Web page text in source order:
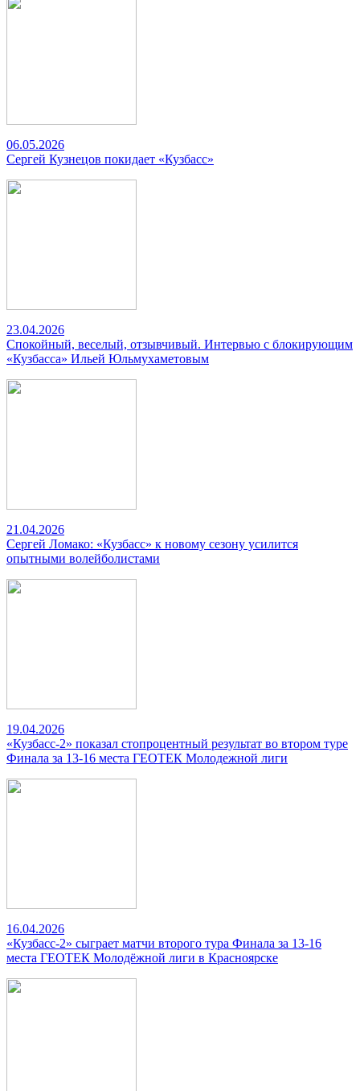
06.05.2026
Сергей Кузнецов покидает «Кузбасс»
23.04.2026
Спокойный, веселый, отзывчивый. Интервью с блокирующим
«Кузбасса» Ильей Юльмухаметовым
21.04.2026
Сергей Ломако: «Кузбасс» к новому сезону усилится
опытными волейболистами
19.04.2026
«Кузбасс-2» показал стопроцентный результат во втором туре
Финала за 13-16 места ГЕОТЕК Молодежной лиги
16.04.2026
«Кузбасс-2» сыграет матчи второго тура Финала за 13-16
места ГЕОТЕК Молодёжной лиги в Красноярске